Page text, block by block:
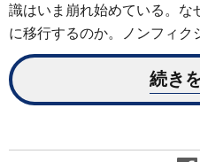
識はいま崩れ始めている。な
に移行するのか。ノンフィ
続き